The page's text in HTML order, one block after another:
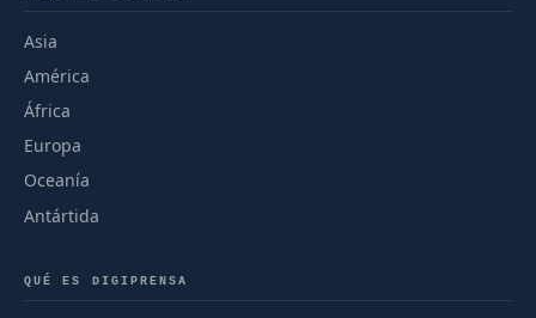
Asia
América
África
Europa
Oceanía
Antártida
QUÉ ES DIGIPRENSA